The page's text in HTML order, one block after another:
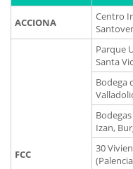
ACCIONA
Centro
FCC
Parque
Santa
Bodega
Izan,
30